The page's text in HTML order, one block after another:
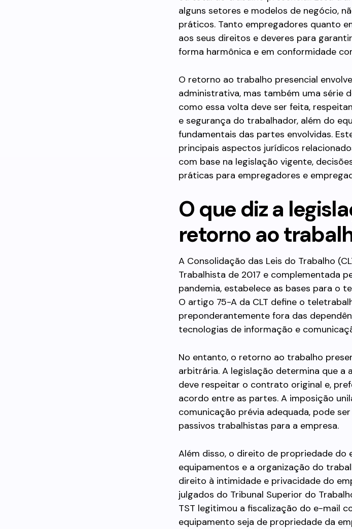
alguns setores e modelos de negócio,
práticos. Tanto empregadores quanto
aos seus direitos e deveres para
forma harmônica e em conformidade
O retorno ao trabalho presencial
administrativa, mas também uma série
como essa volta deve ser feita,
e segurança do trabalhador, além do
fundamentais das partes envolvidas.
principais aspectos jurídicos
com base na legislação vigente,
práticas para empregadores e
O que diz a
retorno ao
A Consolidação das Leis do Trabalho
Trabalhista de 2017 e complementada
pandemia, estabelece as bases para o
O artigo 75-A da CLT define o
preponderantemente fora das
tecnologias de informação e
No entanto, o retorno ao trabalho
arbitrária. A legislação determina que
deve respeitar o contrato original e,
acordo entre as partes. A imposição
comunicação prévia adequada, pode
passivos trabalhistas para a empresa.
Além disso, o direito de propriedade do
equipamentos e a organização do
direito à intimidade e privacidade do
julgados do Tribunal Superior do
TST legitimou a fiscalização do e-mail
equipamento seja de propriedade da